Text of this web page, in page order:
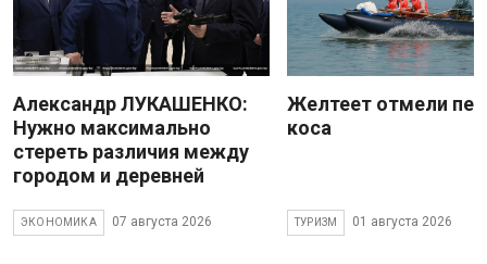
Александр ЛУКАШЕНКО:
Нужно максимально
стереть различия между
городом и деревней
ЭКОНОМИКА 07 августа 2026
Желтеет отмели
коса
ТУРИЗМ 01 августа 2026